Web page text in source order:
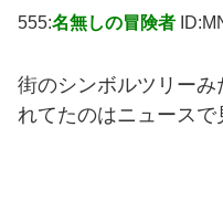
555:名無しの冒険者
街のシンボルツリーみ
れてたのはニュースで